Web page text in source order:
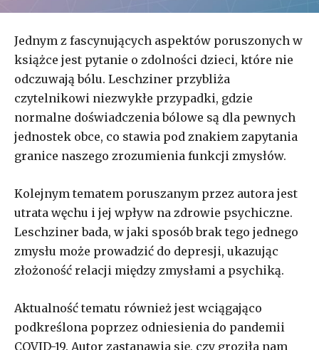
Jednym z fascynujących aspektów poruszonych w
książce jest pytanie o zdolności dzieci, które nie
odczuwają bólu. Leschziner przybliża
czytelnikowi niezwykłe przypadki, gdzie
normalne doświadczenia bólowe są dla pewnych
jednostek obce, co stawia pod znakiem zapytania
granice naszego zrozumienia funkcji zmysłów.
Kolejnym tematem poruszanym przez autora jest
utrata węchu i jej wpływ na zdrowie psychiczne.
Leschziner bada, w jaki sposób brak tego jednego
zmysłu może prowadzić do depresji, ukazując
złożoność relacji między zmysłami a psychiką.
Aktualność tematu również jest wciągająco
podkreślona poprzez odniesienia do pandemii
COVID-19. Autor zastanawia się, czy groziła nam